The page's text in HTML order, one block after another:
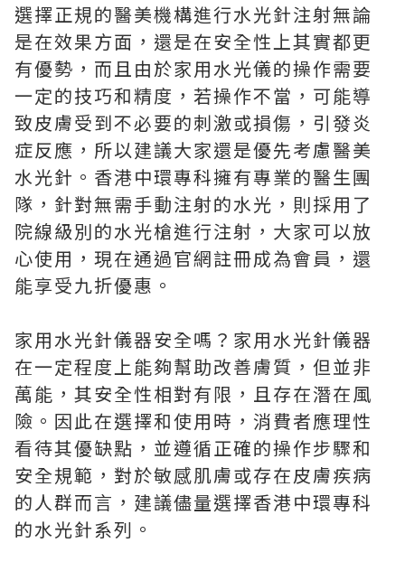
選擇正規的醫美機構進行水光針注射無論
是在效果方面，還是在安全性上其實都更
有優勢，而且由於家用水光儀的操作需要
一定的技巧和精度，若操作不當，可能導
致皮膚受到不必要的刺激或損傷，引發炎
症反應，所以建議大家還是優先考慮醫美
水光針。香港中環專科擁有專業的醫生團
隊，針對無需手動注射的水光，則採用了
院線級別的水光槍進行注射，大家可以放
心使用，現在通過官網註冊成為會員，還
能享受九折優惠。
家用水光針儀器安全嗎？家用水光針儀器
在一定程度上能夠幫助改善膚質，但並非
萬能，其安全性相對有限，且存在潛在風
險。因此在選擇和使用時，消費者應理性
看待其優缺點，並遵循正確的操作步驟和
安全規範，對於敏感肌膚或存在皮膚疾病
的人群而言，建議儘量選擇香港中環專科
的水光針系列。